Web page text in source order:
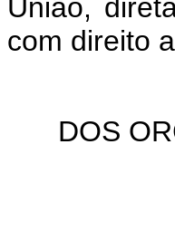
União,
com direito
DOS